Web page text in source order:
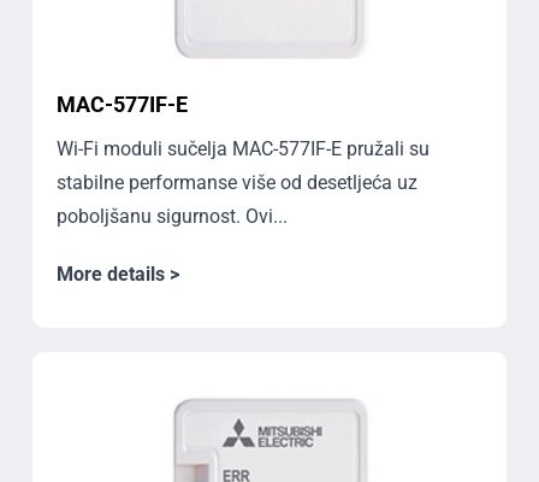
MAC-577IF-E
Wi-Fi moduli sučelja MAC-577IF-E pružali su
stabilne performanse više od desetljeća uz
poboljšanu sigurnost. Ovi...
More details >